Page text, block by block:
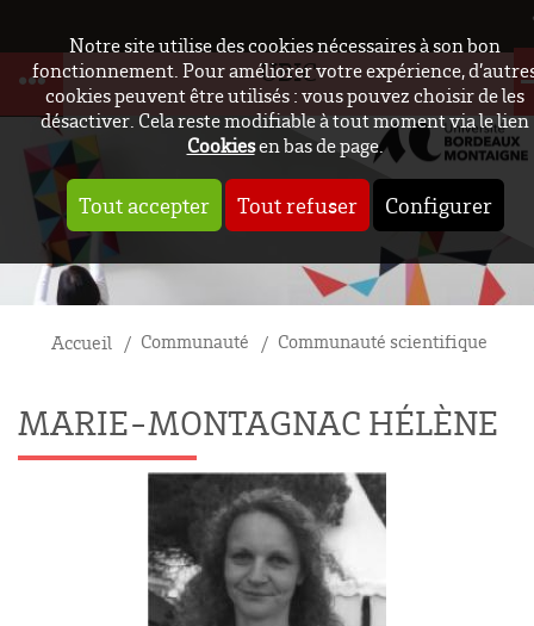
Notre site utilise des cookies nécessaires à son bon
fonctionnement. Pour améliorer votre expérience,
cookies peuvent être utilisés : vous pouvez choisir de les
désactiver. Cela reste modifiable à tout moment via le lien
Cookiesen bas de page.
Tout accepter Tout refuser Configurer
UBIC
Accueil Communauté Communauté scientifique
MARIE-MONTAGNAC HÉLÈNE